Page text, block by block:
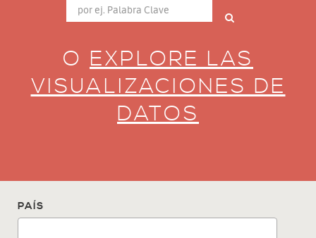
O EXPLORE LAS
VISUALIZACIONES DE
DATOS
PAÍS